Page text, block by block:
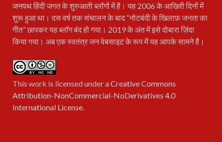
जनपथहिंदी जगत के शुरुआती ब्लॉगों में है। यह 2006 के आखिरी दिनों में
शुरू हुआ था। दस वर्ष तक संचालन के बाद “नोटबंदी के खिलाफ़ जनता का
गीत” छापकर यह ब्लॉग बंद हो गया। 2019 के अंत में इसे दोबारा ज़िंदा
किया गया। अब एक स्वतंत्र जन वेबसाइट के रूप में यह आपके सामने है।
This work is licensed under aCreative Commons
Attribution-NonCommercial-NoDerivatives 4.0
International License.